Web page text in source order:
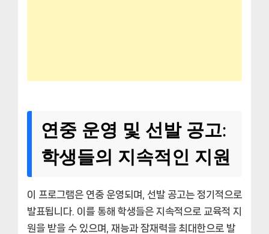
연중 운영 및 선발 공고:
학생들의 지속적인 지원
이 프로그램은 연중 운영되며, 선발 공고는 정기적으로
발표됩니다. 이를 통해 학생들은 지속적으로 교육적 지
원을 받을 수 있으며, 재능과 잠재력을 최대한으로 발